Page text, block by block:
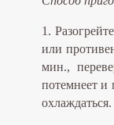
1.
или
мин.,
потемнеет и
охлаждаться.